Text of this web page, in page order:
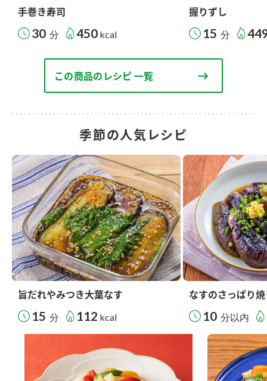
手巻き寿司
30 分 450 kcal
握りずし
15 分
この商品のレシピ 一覧
季節の人気レシピ
旨だれやみつき大葉なす
15 分 112 kcal
なすのさっぱり
10 分以内